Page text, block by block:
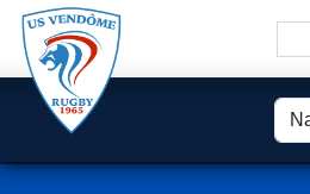
Panneau de gestion des cookies